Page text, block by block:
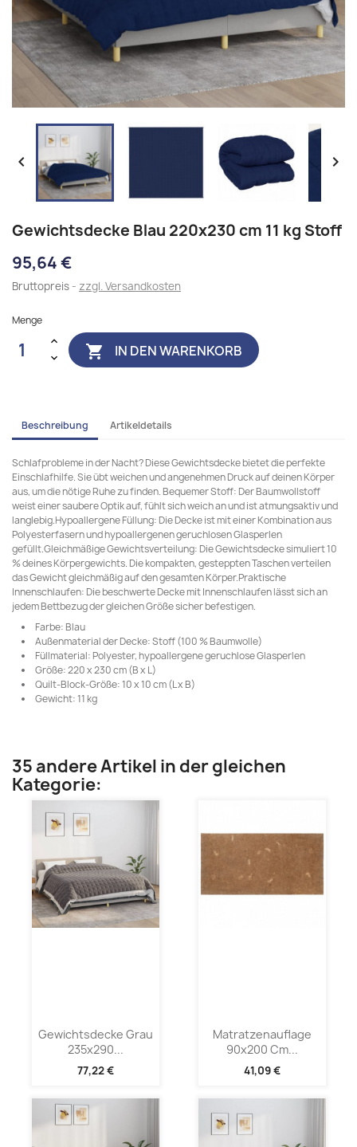
 
Gewichtsdecke Blau 220x230 cm 11 kg Stoff
95,64 €
Bruttopreis zzgl. Versandkosten
Menge
 IN DEN WARENKORB
Beschreibung Artikeldetails
Schlafprobleme in der Nacht? Diese Gewichtsdecke bietet die perfekte
Einschlafhilfe. Sie übt weichen und angenehmen Druck auf deinen Körper
aus, um die nötige Ruhe zu finden. Bequemer Stoff: Der Baumwollstoff
weist einer saubere Optik auf, fühlt sich weich an und ist atmungsaktiv und
langlebig.Hypoallergene Füllung: Die Decke ist mit einer Kombination aus
Polyesterfasern und hypoallergenen geruchlosen Glasperlen
gefüllt.Gleichmäßige Gewichtsverteilung: Die Gewichtsdecke simuliert 10
% deines Körpergewichts. Die kompakten, gesteppten Taschen verteilen
das Gewicht gleichmäßig auf den gesamten Körper.Praktische
Innenschlaufen: Die beschwerte Decke mit Innenschlaufen lässt sich an
jedem Bettbezug der gleichen Größe sicher befestigen.
Farbe: Blau
Außenmaterial der Decke: Stoff (100 % Baumwolle)
Füllmaterial: Polyester, hypoallergene geruchlose Glasperlen
Größe: 220 x 230 cm (B x L)
Quilt-Block-Größe: 10 x 10 cm (L x B)
Gewicht: 11 kg
35 andere Artikel in der gleichen
Kategorie:
Gewichtsdecke Grau
235x290...
77,22 €
Matratzenauflage
90x200 Cm...
41,09 €